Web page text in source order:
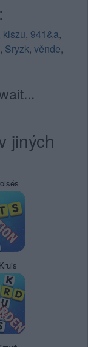
klszu, 941&a,
, Sryzk, věnde,
jiných